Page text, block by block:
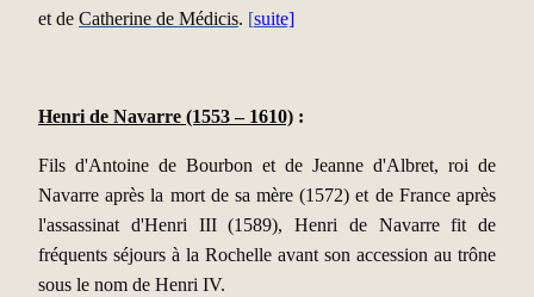
et de Catherine de Médicis. [suite]
Henri de Navarre (1553 – 1610) :
Fils d'Antoine de Bourbon et de Jeanne d'Albret, roi de
Navarre après la mort de sa mère (1572) et de France après
l'assassinat d'Henri III (1589), Henri de Navarre fit de
fréquents séjours à la Rochelle avant son accession au trône
sous le nom de Henri IV.